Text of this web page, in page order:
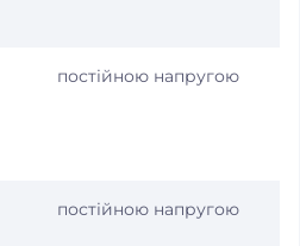
постійною напругою
постійною напругою